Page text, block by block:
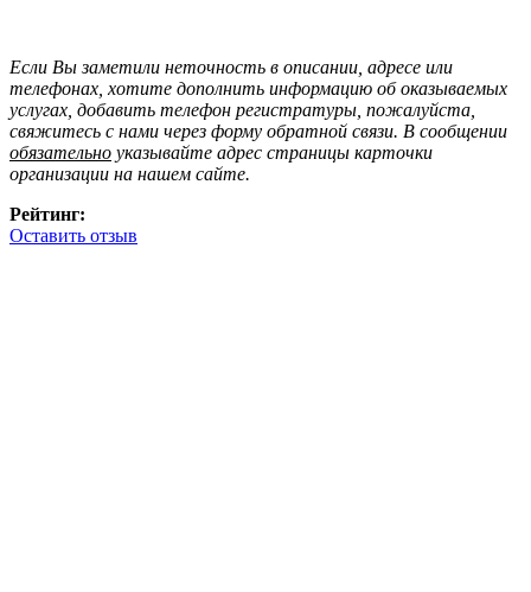
Если Вы заметили неточность в описании, адресе или
телефонах, хотите дополнить информацию об оказываемых
услугах, добавить телефон регистратуры, пожалуйста,
свяжитесь с нами через форму обратной связи. В сообщении
обязательно указывайте адрес страницы карточки
организации на нашем сайте.
Рейтинг:
Оставить отзыв